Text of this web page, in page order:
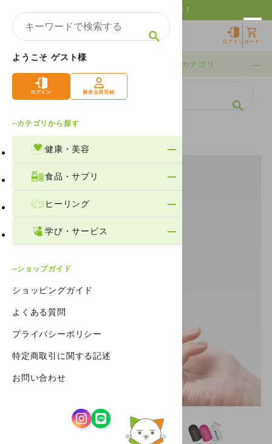
10,000円以上購入で送料無料！
ログイン カート
期間限定 カテゴリ
ようこそ ゲスト様
ログイン 新規会員登録
カテゴリから探す
健康・美容
食品・サプリ
ヒーリング
学び・サービス
ショップガイド
ショッピングガイド
よくある質問
プライバシーポリシー
特定商取引に関する記述
お問い合わせ
ホーム 製品情報 ヒーリング